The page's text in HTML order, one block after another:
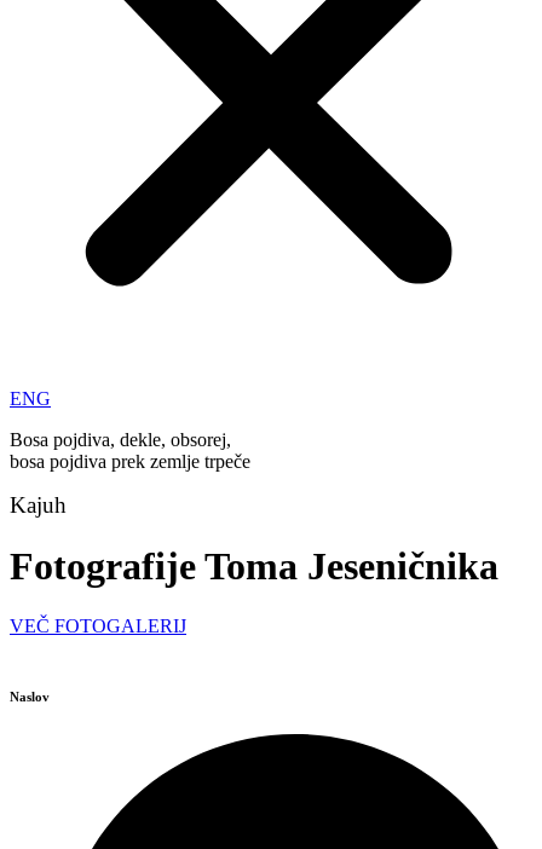
ENG
Bosa pojdiva, dekle, obsorej,
bosa pojdiva prek zemlje trpeče
Kajuh
Fotografije Toma Jeseničnika
VEČ FOTOGALERIJ
Naslov